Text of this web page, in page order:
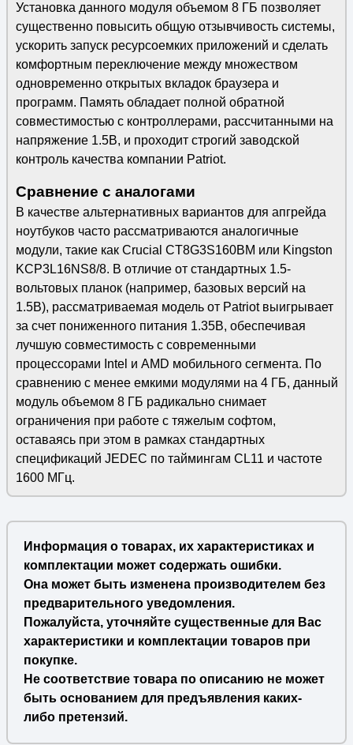
Установка данного модуля объемом 8 ГБ позволяет
существенно повысить общую отзывчивость системы,
ускорить запуск ресурсоемких приложений и сделать
комфортным переключение между множеством
одновременно открытых вкладок браузера и
программ. Память обладает полной обратной
совместимостью с контроллерами, рассчитанными на
напряжение 1.5В, и проходит строгий заводской
контроль качества компании Patriot.
Сравнение с аналогами
В качестве альтернативных вариантов для апгрейда
ноутбуков часто рассматриваются аналогичные
модули, такие как Crucial CT8G3S160BM или Kingston
KCP3L16NS8/8. В отличие от стандартных 1.5-
вольтовых планок (например, базовых версий на
1.5В), рассматриваемая модель от Patriot выигрывает
за счет пониженного питания 1.35В, обеспечивая
лучшую совместимость с современными
процессорами Intel и AMD мобильного сегмента. По
сравнению с менее емкими модулями на 4 ГБ, данный
модуль объемом 8 ГБ радикально снимает
ограничения при работе с тяжелым софтом,
оставаясь при этом в рамках стандартных
спецификаций JEDEC по таймингам CL11 и частоте
1600 МГц.
Информация о товарах, их характеристиках и
комплектации может содержать ошибки.
Она может быть изменена производителем без
предварительного уведомления.
Пожалуйста, уточняйте существенные для Вас
характеристики и комплектации товаров при
покупке.
Не соответствие товара по описанию не может
быть основанием для предъявления каких-
либо претензий.